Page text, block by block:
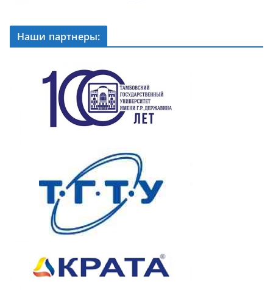
Наши партнеры: